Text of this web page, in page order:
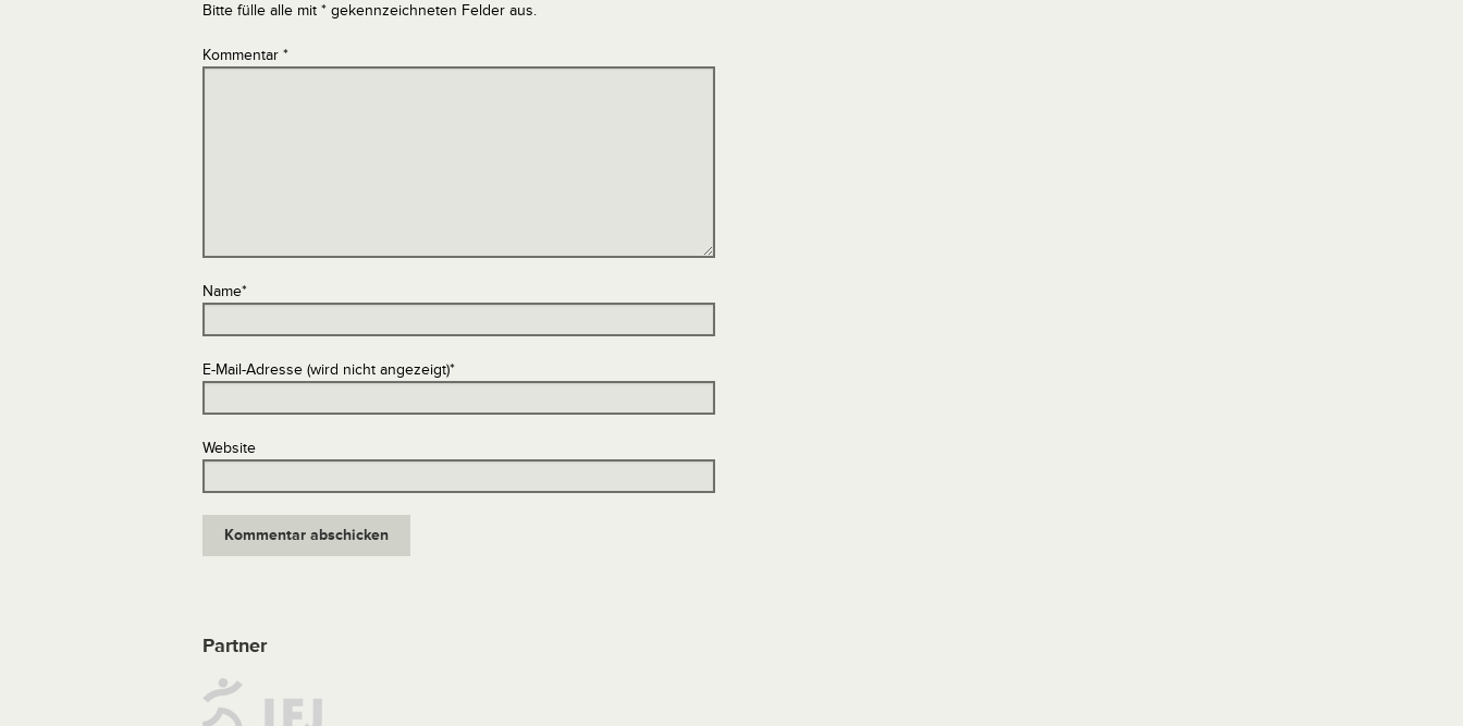
Bitte fülle alle mit * gekennzeichneten Felder aus.
Kommentar *
Name*
E-Mail-Adresse (wird nicht angezeigt)*
Website
Partner